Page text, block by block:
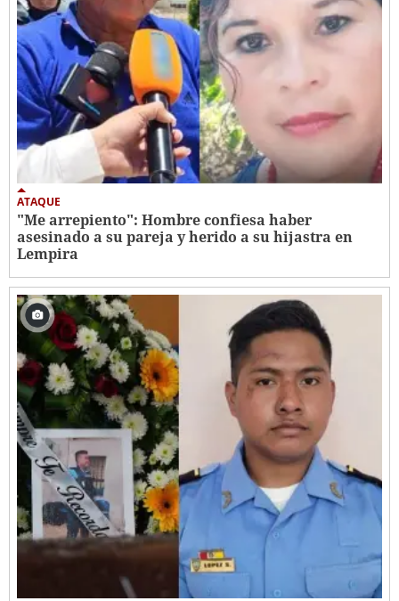
ATAQUE
"Me arrepiento": Hombre confiesa haber
asesinado a su pareja y herido a su hijastra en
Lempira